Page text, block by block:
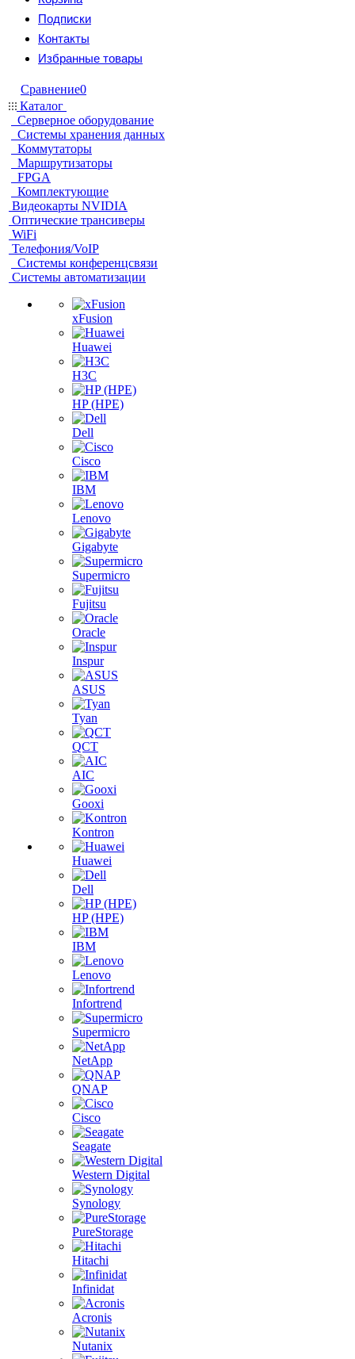
Подписки
Контакты
Избранные товары
Сравнение0
Каталог
Серверное оборудование
Системы хранения данных
Коммутаторы
Маршрутизаторы
FPGA
Комплектующие
Видеокарты NVIDIA
Оптические трансиверы
WiFi
Телефония/VoIP
Системы конференцсвязи
Системы автоматизации
xFusion
Huawei
H3C
HP (HPE)
Dell
Cisco
IBM
Lenovo
Gigabyte
Supermicro
Fujitsu
Oracle
Inspur
ASUS
Tyan
QCT
AIC
Gooxi
Kontron
Huawei
Dell
HP (HPE)
IBM
Lenovo
Infortrend
Supermicro
NetApp
QNAP
Cisco
Seagate
Western Digital
Synology
PureStorage
Hitachi
Infinidat
Acronis
Nutanix